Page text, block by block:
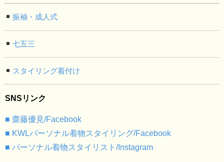
振袖・成人式
七五三
スタイリング着付け
SNSリンク
■ 齋藤優見/Facebook
■ KWLパーソナル着物スタイリング/Facebook
■ パーソナル着物スタイリスト/Instagram